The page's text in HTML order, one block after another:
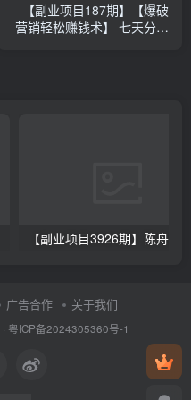
【副业项目187期】【爆破
营销轻松赚钱术】 七天分享
广告合作 关于我们
· 粤ICP备2024305360号-1